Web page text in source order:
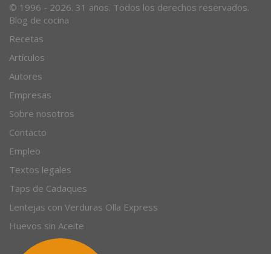
© 1996 - 2026. 31 años. Todos los derechos reservados.
Blog de cocina
Recetas
Artículos
Autores
Empresas
Sobre nosotros
Contacto
Empleo
Textos legales
Taps de Cadaques
Lentejas con Verduras Olla Express
Huevos sin Aceite